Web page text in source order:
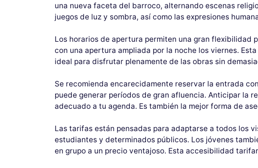
una nueva faceta del barroco, alternando escenas
juegos de luz y sombra, así como las expresiones
Los horarios de apertura permiten una gran flexibilidad
con una apertura ampliada por la noche los viernes.
ideal para disfrutar plenamente de las obras sin
Se recomienda encarecidamente reservar la entrada
puede generar períodos de gran afluencia. Anticipar la
adecuado a tu agenda. Es también la mejor forma de
Las tarifas están pensadas para adaptarse a todos los
estudiantes y determinados públicos. Los jóvenes
en grupo a un precio ventajoso. Esta accesibilidad